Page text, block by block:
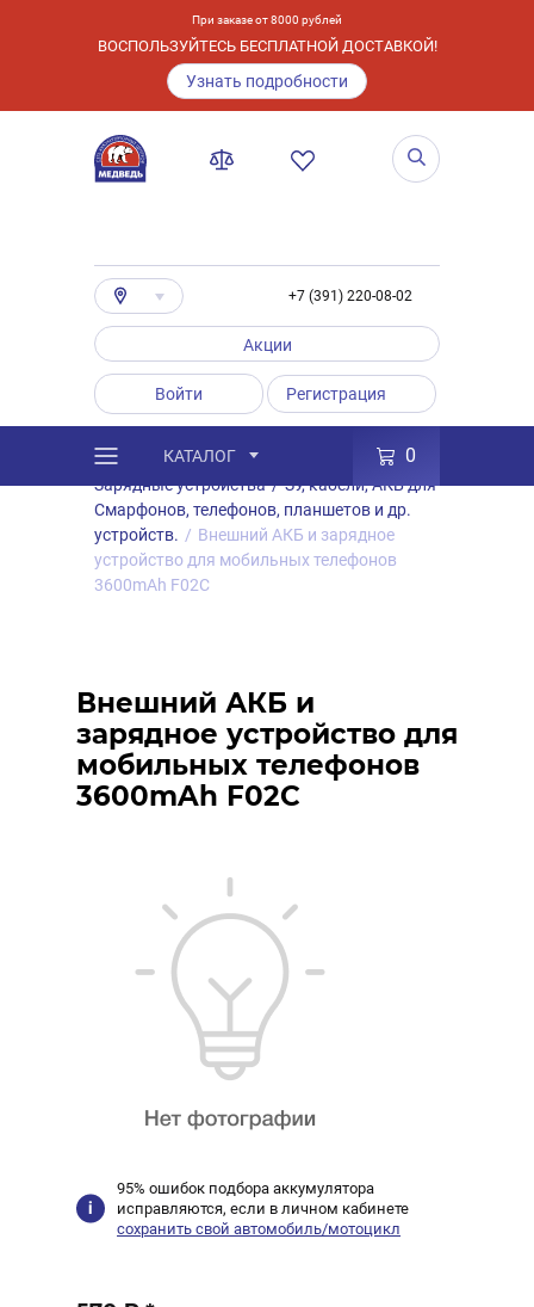
При заказе от 8000 рублей
ВОСПОЛЬЗУЙТЕСЬ БЕСПЛАТНОЙ ДОСТАВКОЙ!
Узнать подробности
+7 (391) 220-08-02
Акции
Войти Регистрация
КАТАЛОГ 0
Каталог / Товары Аксессуары
/
Зарядные устройства / ЗУ, кабели, АКБ для
Смарфонов, телефонов, планшетов и др.
устройств. / Внешний АКБ и зарядное
устройство для мобильных телефонов
3600mAh F02C
Внешний АКБ и
зарядное устройство для
мобильных телефонов
3600mAh F02C
95% ошибок подбора аккумулятора
исправляются, если в личном кабинете
сохранить свой автомобиль/мотоцикл